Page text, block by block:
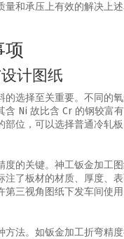
量和承压上有效的解决上
项
计图纸
的选择至关重要。不同的
含 Ni 故比含 Cr 的钢较富
位，可以选择普通冷轧
度的关键。神工钣金加工
注了板材的材质、厚度、
第三视角图纸下发车间使
方法。如钣金加工折弯精